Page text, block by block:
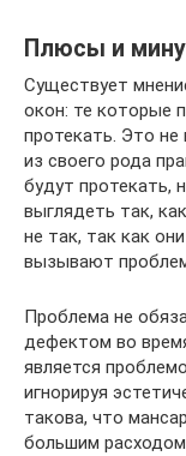
Плюсы и
Существует
окон: те которые
протекать. Это не
из своего рода
будут протекать,
выглядеть так,
не так, так как
вызывают
Проблема не
дефектом во
является
игнорируя
такова, что
большим